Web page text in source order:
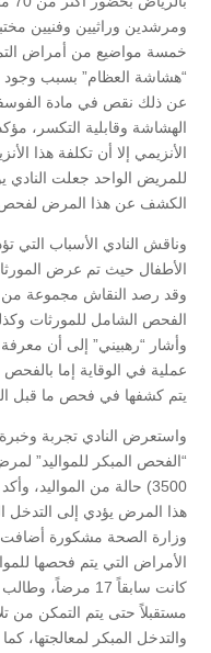
ومرشدين وراثيين وفنيين
خمسة مواضيع من أمراض
“هشاشة العظام” بسبب وجود
عن ذلك نقص في مادة
الهشاشة وقابلية التكسر،
الأنزيمي إلا أن تكلفة هذا
للمريض الواحد جعلت النادي
الكشف عن هذا المرض لفحص
وناقش النادي الأسباب التي
وقد رصد النقاش مجموعة من
الفحص الشامل للمورثات
وأشار “رهبيني” إلى أن معرفة
عملية في الوقاية إما بالفحص
يتم كشفها في فحص ما قبل
واستعرض النادي تجربة
3500) حالة من المواليد،
هذا المرض يؤدي إلى التدخل
وزارة الصحة مشكورة
كانت سابقاً 17
مستقبلاً حتى يتم التمكن من
والتدخل المبكر